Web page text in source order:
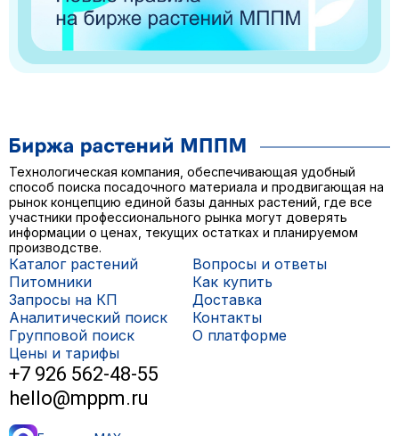
Технологическая компания, обеспечивающая удобный
способ поиска посадочного материала и продвигающая на
рынок концепцию единой базы данных растений, где все
участники профессионального рынка могут доверять
информации о ценах, текущих остатках и планируемом
производстве.
Каталог растений
Питомники
Запросы на КП
Аналитический поиск
Групповой поиск
Цены и тарифы
Вопросы и ответы
Как купить
Доставка
Контакты
О платформе
+7 926 562-48-55
hello@mppm.ru